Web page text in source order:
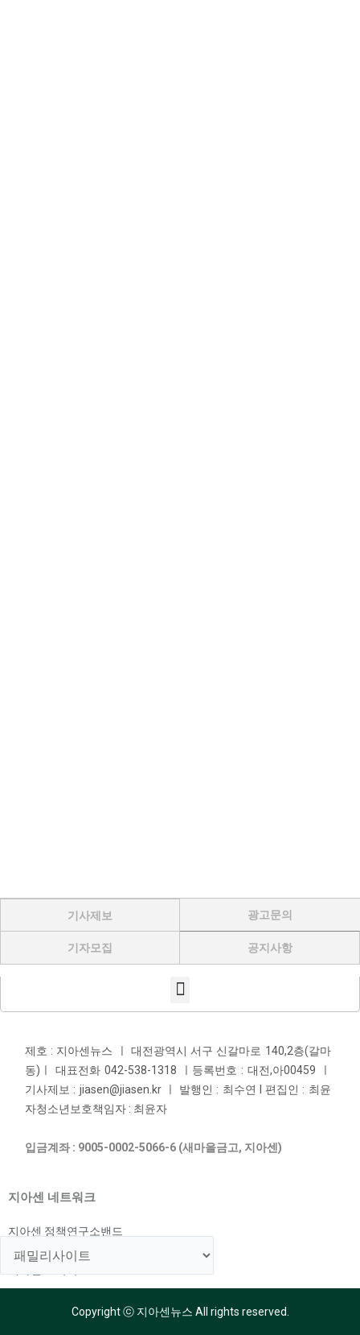
기사제보 광고문의
기자모집 공지사항
제호 : 지아센뉴스 ㅣ 대전광역시 서구 신갈마로 140,2층(갈마
동)ㅣ 대표전화 042-538-1318 ㅣ등록번호 : 대전,아00459 ㅣ
기사제보 : jiasen@jiasen.kr ㅣ 발행인 : 최수연 l 편집인 : 최윤
자청소년보호책임자 : 최윤자
입금계좌 : 9005-0002-5066-6 (새마을금고, 지아센)
지아센 네트워크
지아센 정책연구소밴드
지아센 해외아동지원국
Copyright ⓒ 지아센뉴스 All rights reserved.